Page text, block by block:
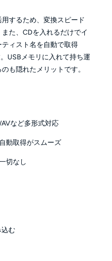
するため、変換スピード
た、CDを入れるだけでイ
ィスト名を自動で取得
USBメモリに入れて持ち運
も隠れたメリットです。
など多形式対応
動取得がスムーズ
切なし
む